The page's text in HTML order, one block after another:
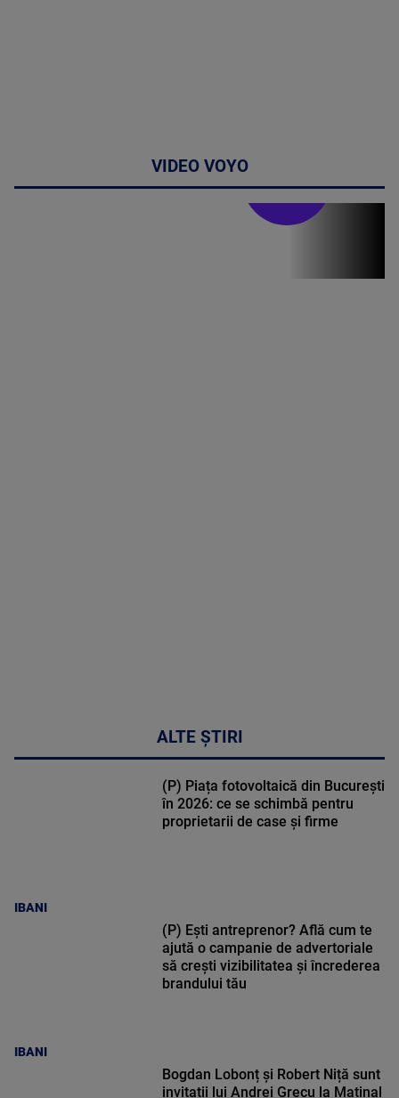
VIDEO VOYO
ALTE ȘTIRI
IBANI
(P) Piața fotovoltaică din București
în 2026: ce se schimbă pentru
proprietarii de case și firme
IBANI
(P) Ești antreprenor? Află cum te
ajută o campanie de advertoriale
să crești vizibilitatea și încrederea
brandului tău
Bogdan Lobonț și Robert Niță sunt
invitații lui Andrei Grecu la Matinal